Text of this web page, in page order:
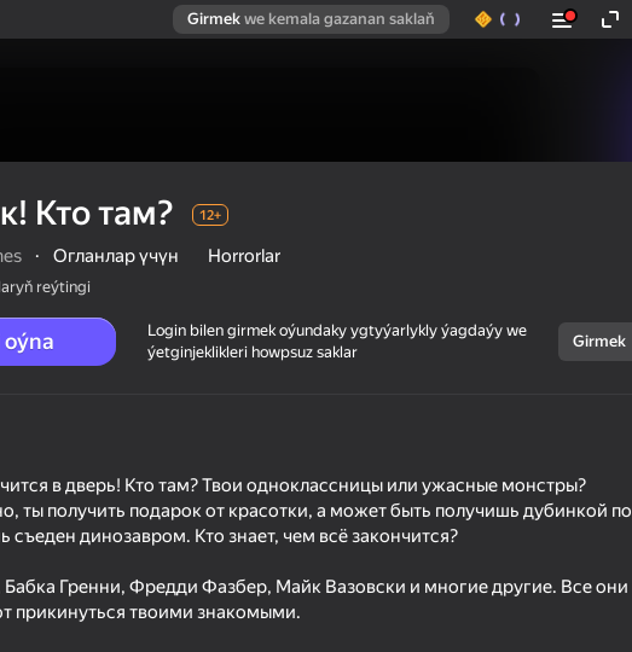
Girmek we kemala gazanan saklaň
Кто там? 12+
· Огланлар үчүн Horrorlar
reýtingi
oýna
Login bilen girmek oýundaky ygtyýarlykly ýagdaýy we
ýetginjeklikleri howpsuz saklar
Girmek
в дверь! Кто там? Твои одноклассницы или ужасные монстры?
ты получить подарок от красотки, а может быть получишь дубинкой по
съеден динозавром. Кто знает, чем всё закончится?
Гренни, Фредди Фазбер, Майк Вазовски и многие другие. Все они
прикинуться твоими знакомыми.